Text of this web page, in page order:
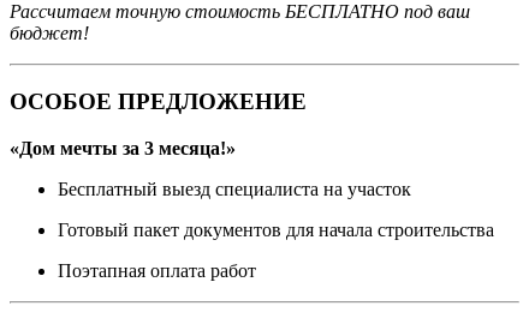
Рассчитаем точную стоимость БЕСПЛАТНО под ваш
бюджет!
ОСОБОЕ ПРЕДЛОЖЕНИЕ
«Дом мечты за 3 месяца!»
Бесплатный выезд специалиста на участок
Готовый пакет документов для начала строительства
Поэтапная оплата работ